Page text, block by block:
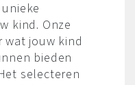
kind. Onze
wat jouw kind
bieden
selecteren